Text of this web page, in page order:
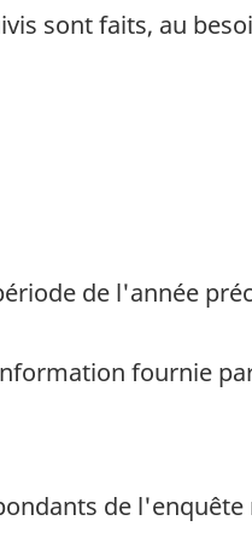
sont faits, au
de l'année
fournie
de